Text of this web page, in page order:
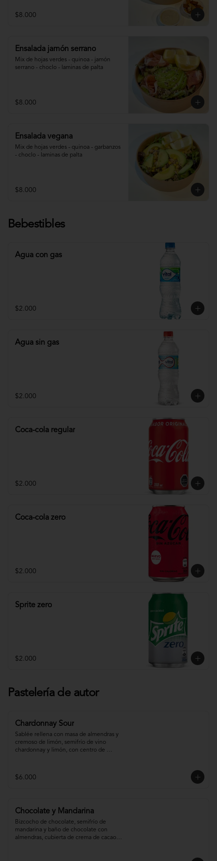
$8.000
Ensalada jamón serrano
Mix de hojas verdes - quinoa - jamón
serrano - choclo - laminas de palta
$8.000
Ensalada vegana
Mix de hojas verdes - quinoa - garbanzos
- choclo - laminas de palta
$8.000
Bebestibles
Agua con gas
$2.000
Agua sin gas
$2.000
Coca-cola regular
$2.000
Coca-cola zero
$2.000
Sprite zero
$2.000
Pastelería de autor
Chardonnay Sour
Sablée rellena con masa de almendras y
cremoso de limón, semifrío de vino
chardonnay y limón, con centro de
$6.000
Chocolate y Mandarina
Bizcocho de chocolate, semifrío de
mandarina y baño de chocolate con
almendras, cubierta de crema de cacao y